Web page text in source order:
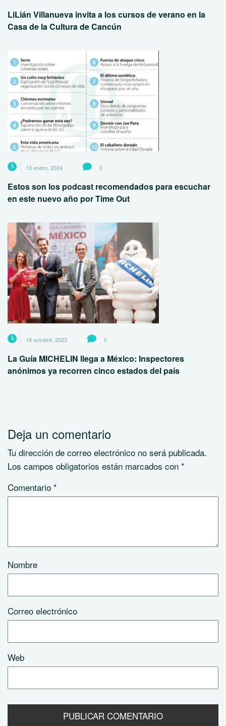
LiLián Villanueva invita a los cursos de verano en la
Casa de la Cultura de Cancún
13 enero, 2024 0
Estos son los podcast recomendados para escuchar
en este nuevo año por Time Out
18 octubre, 2023 0
La Guía MICHELIN llega a México: Inspectores
anónimos ya recorren cinco estados del país
Deja un comentario
Tu dirección de correo electrónico no será publicada.
Los campos obligatorios están marcados con *
Comentario *
Nombre
Correo electrónico
Web